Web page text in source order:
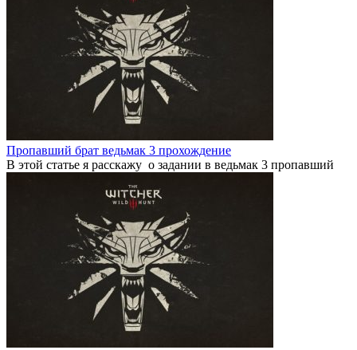
Пропавший брат ведьмак 3 прохождение
В этой статье я расскажу о задании в ведьмак 3 пропавший